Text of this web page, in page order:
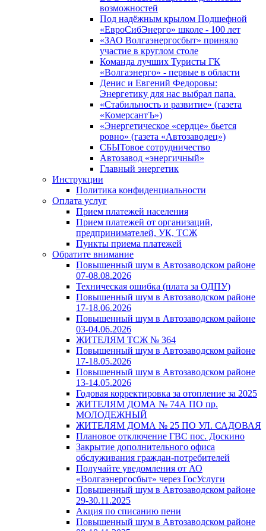
возможностей
Под надёжным крылом Подшефной
«ЕвроСибЭнерго» школе - 100 лет
«ЗАО Волгаэнергосбыт» приняло
участие в круглом столе
Команда лучших Туристы ГК
«Волгаэнерго» - первые в области
Денис и Евгений Федоровы:
Энергетику для нас выбрал папа.
«Стабильность и развитие» (газета
«КомерсантЪ»)
«Энергетическое «сердце» бьется
ровно» (газета «Автозаводец»)
СБЫТовое сотрудничество
Автозавод «энергичный»
Главный энергетик
Инструкции
Политика конфиденциальности
Оплата услуг
Прием платежей населения
Прием платежей от организаций,
предпринимателей, УК, ТСЖ
Пункты приема платежей
Обратите внимание
Повышенный шум в Автозаводском районе
07-08.08.2026
Техническая ошибка (плата за ОДПУ)
Повышенный шум в Автозаводском районе
17-18.06.2026
Повышенный шум в Автозаводском районе
03-04.06.2026
ЖИТЕЛЯМ ТСЖ № 364
Повышенный шум в Автозаводском районе
17-18.05.2026
Повышенный шум в Автозаводском районе
13-14.05.2026
Годовая корректировка за отопление за 2025
ЖИТЕЛЯМ ДОМА № 74А ПО пр.
МОЛОДЕЖНЫЙ
ЖИТЕЛЯМ ДОМА № 25 ПО УЛ. САДОВАЯ
Плановое отключение ГВС пос. Доскино
Закрытие дополнительного офиса
обслуживания граждан-потребителей
Получайте уведомления от АО
«Волгаэнергосбыт» через ГосУслуги
Повышенный шум в Автозаводском районе
29-30.11.2025
Акция по списанию пени
Повышенный шум в Автозаводском районе